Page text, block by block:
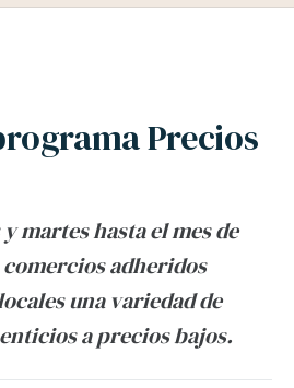
Precios
martes hasta el mes de
adheridos
una variedad de
a precios bajos.